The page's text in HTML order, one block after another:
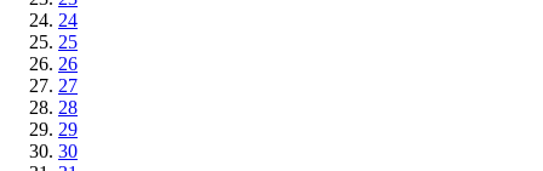
24
25
26
27
28
29
30